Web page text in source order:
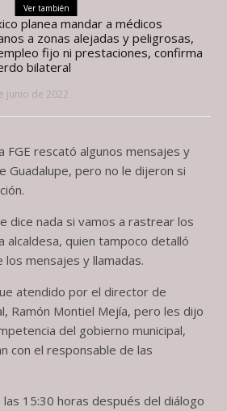
Ver también
planea mandar a médicos
a zonas alejadas y peligrosas,
fijo ni prestaciones, confirma
bilateral
junio de 2022
FGE rescató algunos mensajes y
Guadalupe, pero no le dijeron si
dice nada si vamos a rastrear los
alcaldesa, quien tampoco detalló
mensajes y llamadas.
atendido por el director de
Ramón Montiel Mejía, pero les dijo
del gobierno municipal,
con el responsable de las
15:30 horas después del diálogo